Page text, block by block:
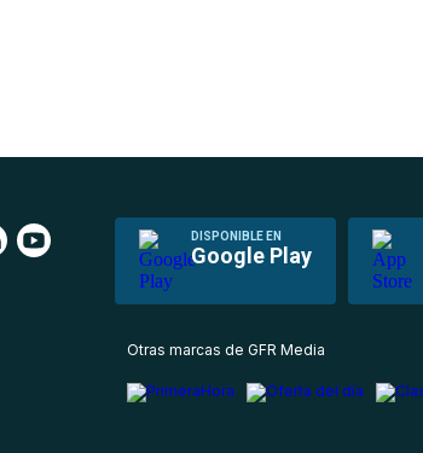
DISPONIBLE EN
Google Play
Otras marcas de GFR Media